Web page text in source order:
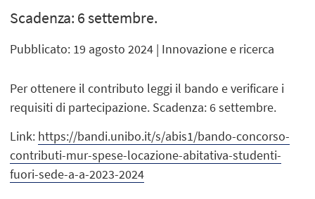
Scadenza: 6 settembre.
Pubblicato: 19 agosto 2024 | Innovazione e ricerca
Per ottenere il contributo leggi il bando e verificare i
requisiti di partecipazione. Scadenza: 6 settembre.
Link: https://bandi.unibo.it/s/abis1/bando-concorso-
contributi-mur-spese-locazione-abitativa-studenti-
fuori-sede-a-a-2023-2024